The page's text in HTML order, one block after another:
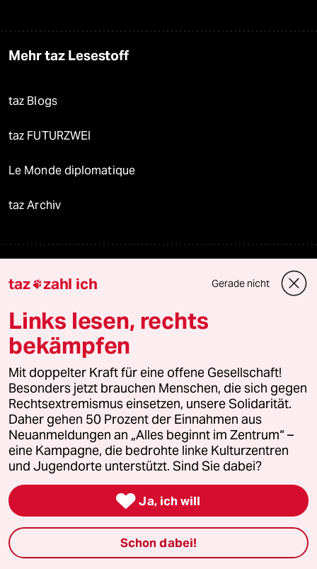
Mehr taz Lesestoff
taz Blogs
taz FUTURZWEI
Le Monde diplomatique
taz Archiv
Reisen
Kantine
Shop
Anzeigen
Fragen & Hilfe
Feedback
Aboservice
taz zahl ich Gerade nicht
Links lesen, rechts
bekämpfen
Mit doppelter Kraft für eine offene Gesellschaft!
Besonders jetzt brauchen Menschen, die sich gegen
Rechtsextremismus einsetzen, unsere Solidarität.
Daher gehen 50 Prozent der Einnahmen aus
Neuanmeldungen an „Alles beginnt im Zentrum“ –
eine Kampagne, die bedrohte linke Kulturzentren
und Jugendorte unterstützt. Sind Sie dabei?
 Ja, ich will
Schon dabei!